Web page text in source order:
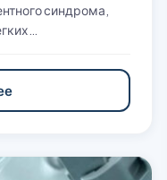
синдрома,